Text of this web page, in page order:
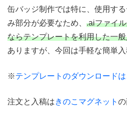
缶バッジ制作では特に、使用す
み部分が必要なため、 .aiファイ
ならテンプレートを利用した一
ありますが、今回は手軽な簡単入
※テンプレートのダウンロード
注文と入稿はきのこマグネット の